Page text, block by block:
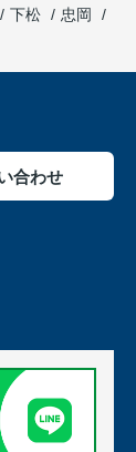
下松
忠岡
合わせ